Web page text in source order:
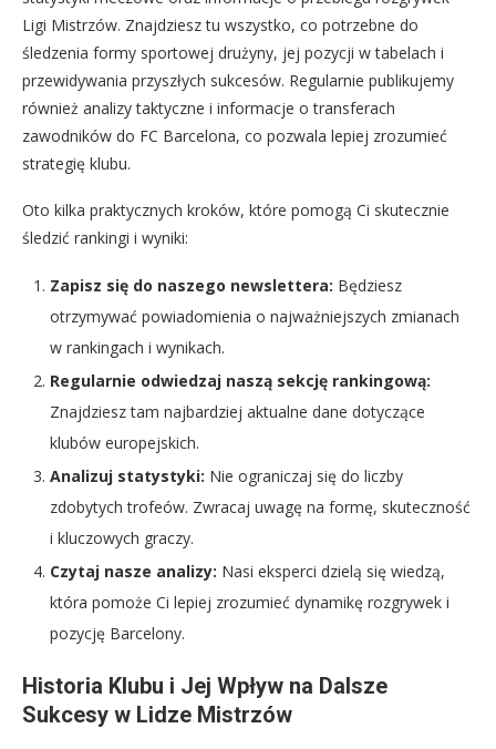
Ligi Mistrzów. Znajdziesz tu wszystko, co potrzebne do
śledzenia formy sportowej drużyny, jej pozycji w tabelach i
przewidywania przyszłych sukcesów. Regularnie publikujemy
również analizy taktyczne i informacje o transferach
zawodników do FC Barcelona, co pozwala lepiej zrozumieć
strategię klubu.
Oto kilka praktycznych kroków, które pomogą Ci skutecznie
śledzić rankingi i wyniki:
Zapisz się do naszego newslettera: Będziesz
otrzymywać powiadomienia o najważniejszych zmianach
w rankingach i wynikach.
Regularnie odwiedzaj naszą sekcję rankingową:
Znajdziesz tam najbardziej aktualne dane dotyczące
klubów europejskich.
Analizuj statystyki: Nie ograniczaj się do liczby
zdobytych trofeów. Zwracaj uwagę na formę, skuteczność
i kluczowych graczy.
Czytaj nasze analizy: Nasi eksperci dzielą się wiedzą,
która pomoże Ci lepiej zrozumieć dynamikę rozgrywek i
pozycję Barcelony.
Historia Klubu i Jej Wpływ na Dalsze
Sukcesy w Lidze Mistrzów